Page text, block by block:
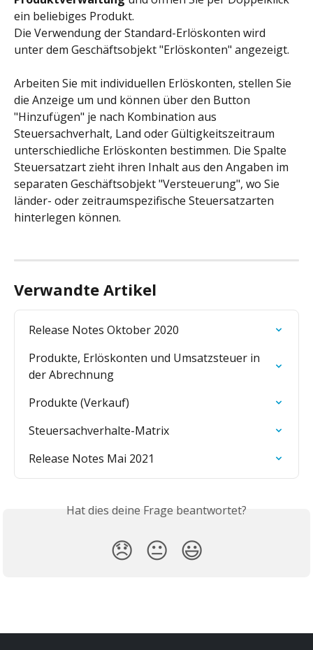
ein beliebiges Produkt.
Die Verwendung der Standard-Erlöskonten wird
unter dem Geschäftsobjekt "Erlöskonten" angezeigt.
Arbeiten Sie mit individuellen Erlöskonten, stellen Sie
die Anzeige um und können über den Button
"Hinzufügen" je nach Kombination aus
Steuersachverhalt, Land oder Gültigkeitszeitraum
unterschiedliche Erlöskonten bestimmen. Die Spalte
Steuersatzart zieht ihren Inhalt aus den Angaben im
separaten Geschäftsobjekt "Versteuerung", wo Sie
länder- oder zeitraumspezifische Steuersatzarten
hinterlegen können.
Verwandte Artikel
Release Notes Oktober 2020
Produkte, Erlöskonten und Umsatzsteuer in
der Abrechnung
Produkte (Verkauf)
Steuersachverhalte-Matrix
Release Notes Mai 2021
Hat dies deine Frage beantwortet?
😞 😐 😃